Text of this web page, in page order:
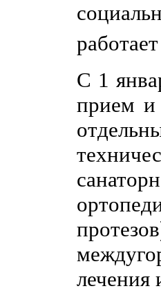
С 1
прием и
лечения